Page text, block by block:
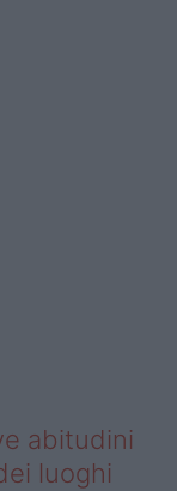
abitudini
luoghi